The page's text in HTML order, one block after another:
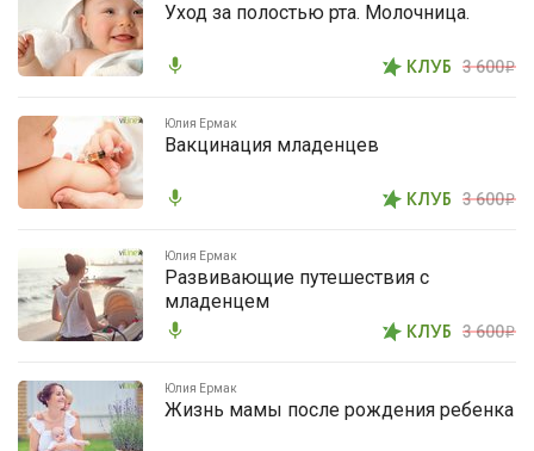
Уход за полостью рта. Молочница.
mic КЛУБ 3 600i
Юлия Ермак
Вакцинация младенцев
mic КЛУБ 3 600i
Юлия Ермак
Развивающие путешествия с
младенцем
mic КЛУБ 3 600i
Юлия Ермак
Жизнь мамы после рождения ребенка